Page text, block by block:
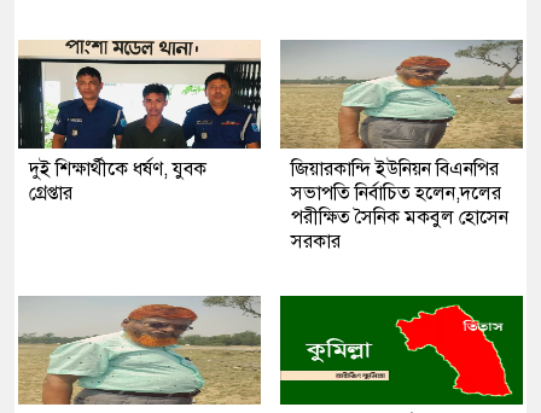
দুই শিক্ষার্থীকে ধর্ষণ, যুবক
গ্রেপ্তার
জিয়ারকান্দি ইউনিয়ন বিএনপির
সভাপতি নির্বাচিত হলেন,দলের
পরীক্ষিত সৈনিক মকবুল হোসেন
সরকার